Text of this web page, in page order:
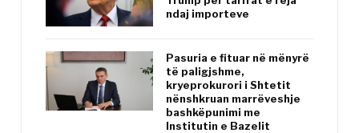
ndaj importeve
Pasuria e fituar në mënyrë
të paligjshme,
kryeprokurori i Shtetit
nënshkruan marrëveshje
bashkëpunimi me
Institutin e Bazelit